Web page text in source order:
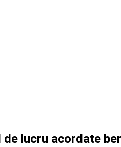
lucru acordate